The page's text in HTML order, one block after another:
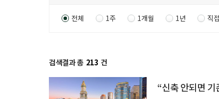
전체 1주 1개월 1년 직
검색결과 총 213 건
“신축 안되면